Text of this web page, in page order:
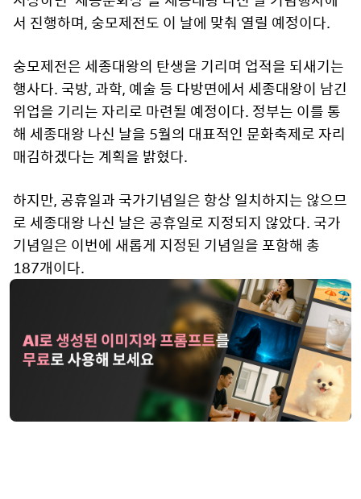
서 진행하며, 숭모제전도 이 날에 맞춰 열릴 예정이다.
숭모제전은 세종대왕의 탄생을 기리며 업적을 되새기는
행사다. 국방, 과학, 예술 등 다방면에서 세종대왕이 남긴
위업을 기리는 자리로 마련될 예정이다. 정부는 이를 통
해 세종대왕 나신 날을 5월의 대표적인 문화축제로 자리
매김하겠다는 계획을 밝혔다.
하지만, 공휴일과 국가기념일은 항상 일치하지는 않으므
로 세종대왕 나신 날은 공휴일로 지정되지 않았다. 국가
기념일은 이번에 새롭게 지정된 기념일을 포함해 총
187개이다.